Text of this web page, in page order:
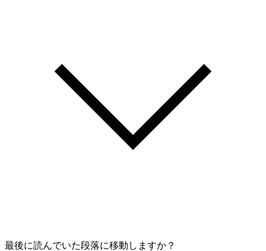
最後に読んでいた段落に移動しますか？